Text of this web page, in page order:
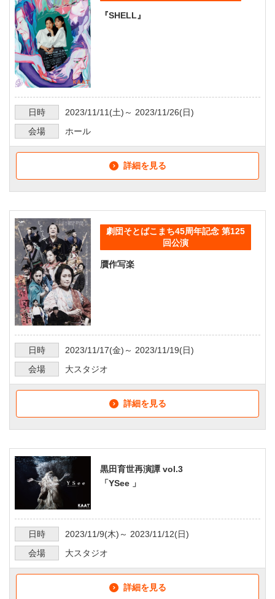
『SHELL』
日時 2023/11/11 (土)～ 2023/11/26(日)
会場
ホール
詳細を見る
劇団そとばこまち45周年記念 第125
回公演
贋作写楽
日時 2023/11/17(金)～ 2023/11/19(日)
会場
大スタジオ
詳細を見る
黒田育世再演譚 vol.3
「YSee 」
日時 2023/11/9(木)～ 2023/11/12(日)
会場
大スタジオ
詳細を見る